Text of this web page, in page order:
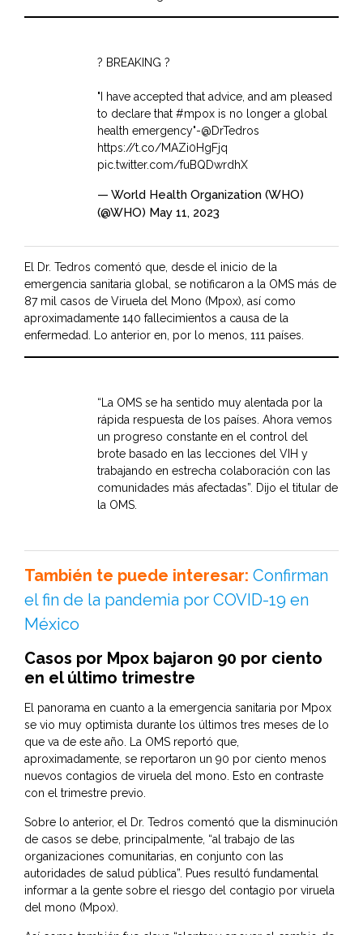
? BREAKING ?
"I have accepted that advice, and am pleased
to declare that #mpox is no longer a global
health emergency"-@DrTedros
https://t.co/MAZi0HgFjq
pic.twitter.com/fuBQDwrdhX
— World Health Organization (WHO)
(@WHO) May 11, 2023
El Dr. Tedros comentó que, desde el inicio de la
emergencia sanitaria global, se notificaron a la OMS más de
87 mil casos de Viruela del Mono (Mpox), así como
aproximadamente 140 fallecimientos a causa de la
enfermedad. Lo anterior en, por lo menos, 111 países.
“La OMS se ha sentido muy alentada por la
rápida respuesta de los países. Ahora vemos
un progreso constante en el control del
brote basado en las lecciones del VIH y
trabajando en estrecha colaboración con las
comunidades más afectadas”. Dijo el titular de
la OMS.
También te puede interesar: Confirman
el fin de la pandemia por COVID-19 en
México
Casos por Mpox bajaron 90 por ciento
en el último trimestre
El panorama en cuanto a la emergencia sanitaria por Mpox
se vio muy optimista durante los últimos tres meses de lo
que va de este año. La OMS reportó que,
aproximadamente, se reportaron un 90 por ciento menos
nuevos contagios de viruela del mono. Esto en contraste
con el trimestre previo.
Sobre lo anterior, el Dr. Tedros comentó que la disminución
de casos se debe, principalmente, “al trabajo de las
organizaciones comunitarias, en conjunto con las
autoridades de salud pública”. Pues resultó fundamental
informar a la gente sobre el riesgo del contagio por viruela
del mono (Mpox).